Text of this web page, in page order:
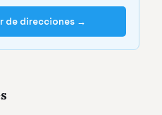
de direcciones →